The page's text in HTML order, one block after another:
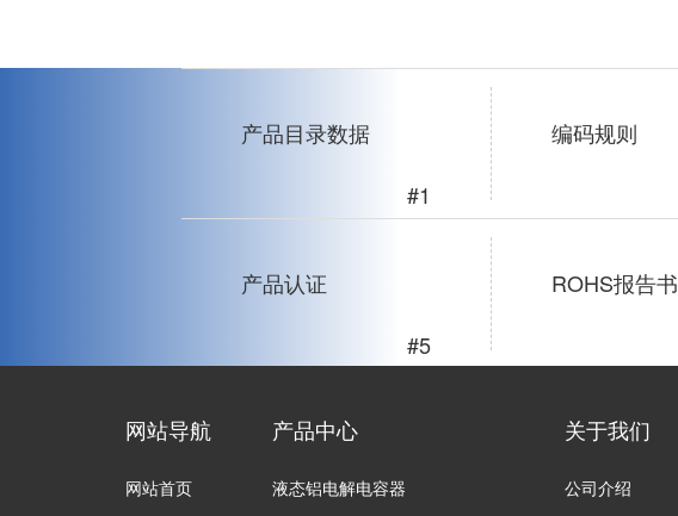
产品目录数据
#1
编码规则
产品认证
#5
ROHS报告书
网站导航
网站首页
产品中心
液态铝电解电容器
关于我们
公司介绍